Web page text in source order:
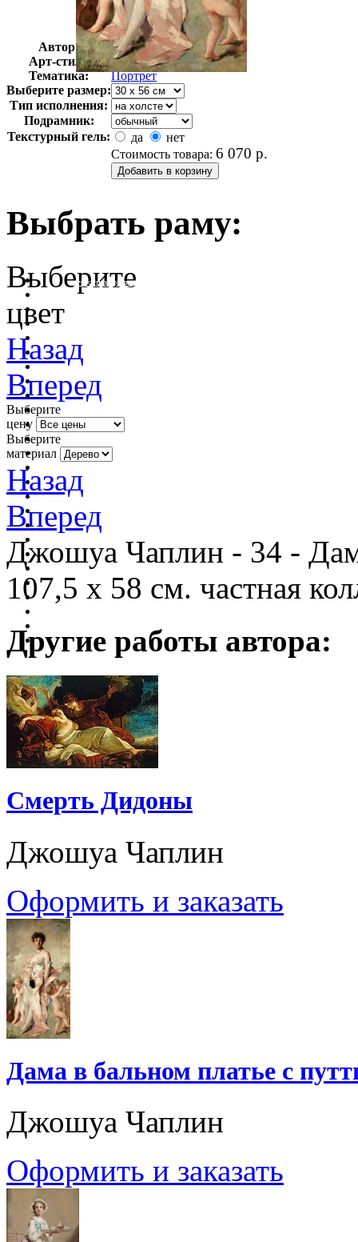
Автор:
Джошуа Чаплин
Арт-стиль
Классицизм
Тематика:
Портрет
Выберите размер:
Тип исполнения:
Подрамник:
Текстурный гель:
да
нет
Стоимость товара: 6 070 р.
Выбрать раму:
очистить фильтр цвета
Выберите
цвет
Назад
Вперед
Выберите
цену
Выберите
материал
Назад
Вперед
Джошуа Чаплин - 34 -
107,5 x 58 см. частная
Другие работы автора:
Смерть Дидоны
Джошуа Чаплин
Оформить и заказать
Дама в бальном платье с
Джошуа Чаплин
Оформить и заказать